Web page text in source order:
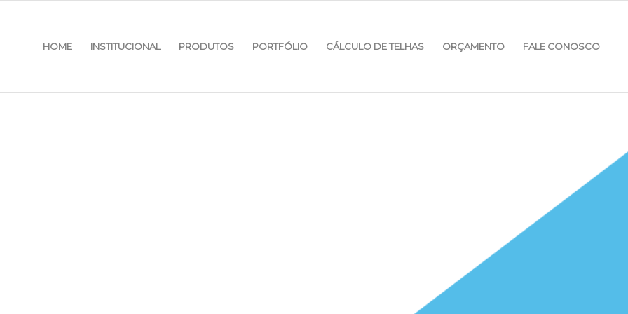
HOME INSTITUCIONAL PRODUTOS PORTFÓLIO CÁLCULO DE TELHAS ORÇAMENTO FALE CONOSCO